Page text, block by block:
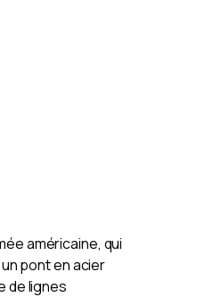
américaine, qui
pont en acier
de lignes